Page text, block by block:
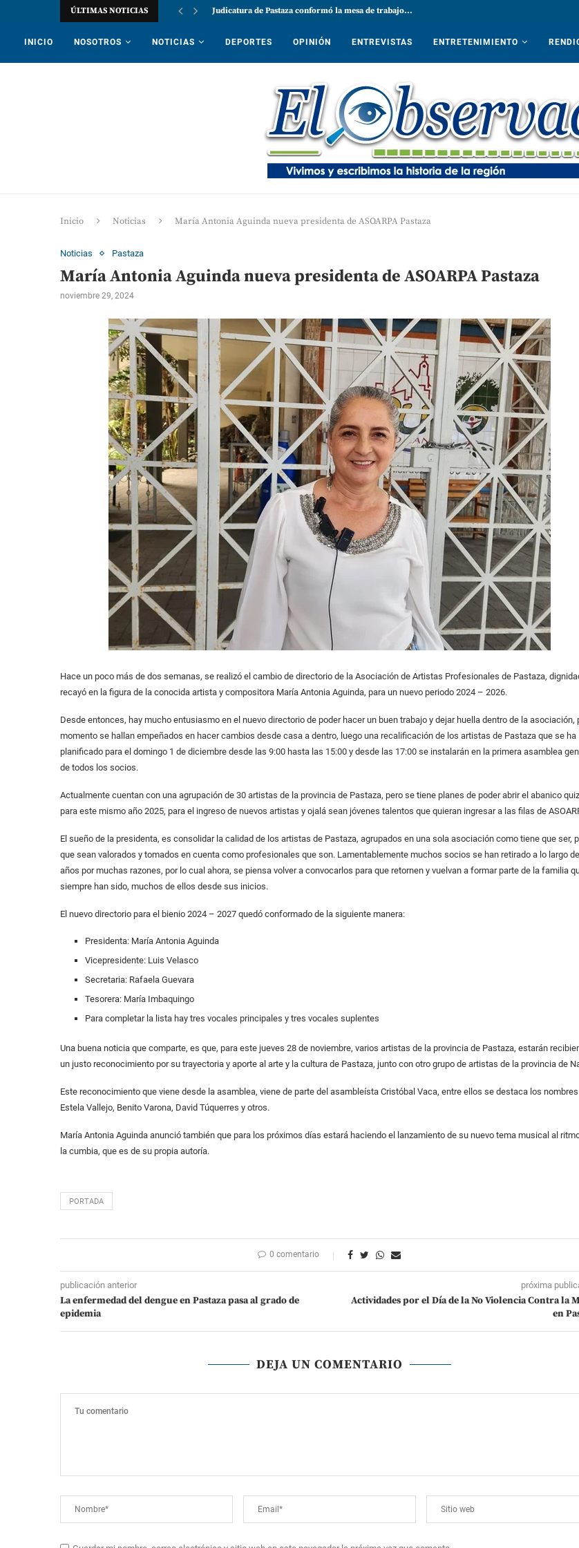
ÚLTIMAS NOTICIAS Judicatura de Pastaza conformó la mesa de trabajo...
INICIO NOSOTROS NOTICIAS DEPORTES OPINIÓN ENTREVISTAS ENTRETENIMIENTO
Inicio Noticias María Antonia Aguinda nueva presidenta de ASOARPA Pastaza
Noticias Pastaza
María Antonia Aguinda nueva presidenta de ASOARPA Pastaza
noviembre 29, 2024
Hace un poco más de dos semanas, se realizó el cambio de directorio de la Asociación de Artistas Profesionales de Pastaza,
recayó en la figura de la conocida artista y compositora María Antonia Aguinda, para un nuevo periodo 2024 – 2026.
Desde entonces, hay mucho entusiasmo en el nuevo directorio de poder hacer un buen trabajo y dejar huella dentro de la asociación,
momento se hallan empeñados en hacer cambios desde casa a dentro, luego una recalificación de los artistas de Pastaza que se ha
planificado para el domingo 1 de diciembre desde las 9:00 hasta las 15:00 y desde las 17:00 se instalarán en la primera asamblea
de todos los socios.
Actualmente cuentan con una agrupación de 30 artistas de la provincia de Pastaza, pero se tiene planes de poder abrir el abanico
para este mismo año 2025, para el ingreso de nuevos artistas y ojalá sean jóvenes talentos que quieran ingresar a las filas de
El sueño de la presidenta, es consolidar la calidad de los artistas de Pastaza, agrupados en una sola asociación como tiene que ser,
que sean valorados y tomados en cuenta como profesionales que son. Lamentablemente muchos socios se han retirado a lo largo
años por muchas razones, por lo cual ahora, se piensa volver a convocarlos para que retornen y vuelvan a formar parte de la familia
siempre han sido, muchos de ellos desde sus inicios.
El nuevo directorio para el bienio 2024 – 2027 quedó conformado de la siguiente manera:
Presidenta: María Antonia Aguinda
Vicepresidente: Luis Velasco
Secretaria: Rafaela Guevara
Tesorera: María Imbaquingo
Para completar la lista hay tres vocales principales y tres vocales suplentes
Una buena noticia que comparte, es que, para este jueves 28 de noviembre, varios artistas de la provincia de Pastaza, estarán
un justo reconocimiento por su trayectoria y aporte al arte y la cultura de Pastaza, junto con otro grupo de artistas de la provincia de
Este reconocimiento que viene desde la asamblea, viene de parte del asambleísta Cristóbal Vaca, entre ellos se destaca los
Estela Vallejo, Benito Varona, David Túquerres y otros.
María Antonia Aguinda anunció también que para los próximos días estará haciendo el lanzamiento de su nuevo tema musical al
la cumbia, que es de su propia autoría.
PORTADA
0 comentario
publicación anterior
La enfermedad del dengue en Pastaza pasa al grado de
epidemia
próxima
Actividades por el Día de la No Violencia Contra la
en
DEJA UN COMENTARIO